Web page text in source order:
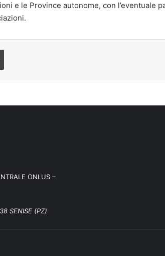
e le Province autonome, con l’eventuale
ONLUS –
SENISE (PZ)